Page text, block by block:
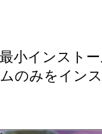
小インスト
のみをイン